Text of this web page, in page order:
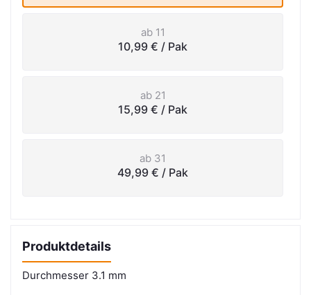
ab 11
10,99 € / Pak
ab 21
15,99 € / Pak
ab 31
49,99 € / Pak
Produktdetails
Durchmesser 3.1 mm